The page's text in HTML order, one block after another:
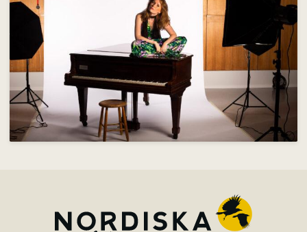
Om skolan
Nyheter
Konferens & B&B
Nordiska deltagare
Kontakt